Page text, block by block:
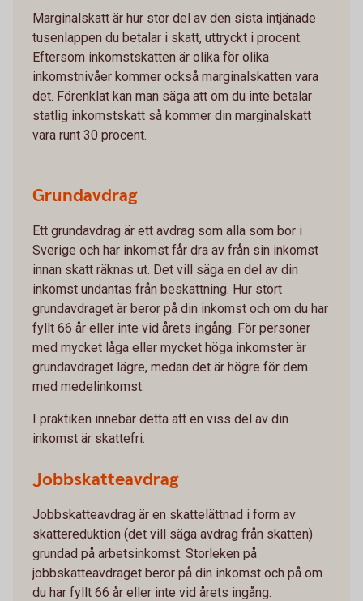
Marginalskatt är hur stor del av den sista intjänade
tusenlappen du betalar i skatt, uttryckt i procent.
Eftersom inkomstskatten är olika för olika
inkomstnivåer kommer också marginalskatten vara
det. Förenklat kan man säga att om du inte betalar
statlig inkomstskatt så kommer din marginalskatt
vara runt 30 procent.
Grundavdrag
Ett grundavdrag är ett avdrag som alla som bor i
Sverige och har inkomst får dra av från sin inkomst
innan skatt räknas ut. Det vill säga en del av din
inkomst undantas från beskattning. Hur stort
grundavdraget är beror på din inkomst och om du har
fyllt 66 år eller inte vid årets ingång. För personer
med mycket låga eller mycket höga inkomster är
grundavdraget lägre, medan det är högre för dem
med medelinkomst.
I praktiken innebär detta att en viss del av din
inkomst är skattefri.
Jobbskatteavdrag
Jobbskatteavdrag är en skattelättnad i form av
skattereduktion (det vill säga avdrag från skatten)
grundad på arbetsinkomst. Storleken på
jobbskatteavdraget beror på din inkomst och på om
du har fyllt 66 år eller inte vid årets ingång.